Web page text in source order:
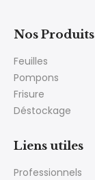
Nos Produits
Feuilles
Pompons
Frisure
Déstockage
Liens utiles
Professionnels